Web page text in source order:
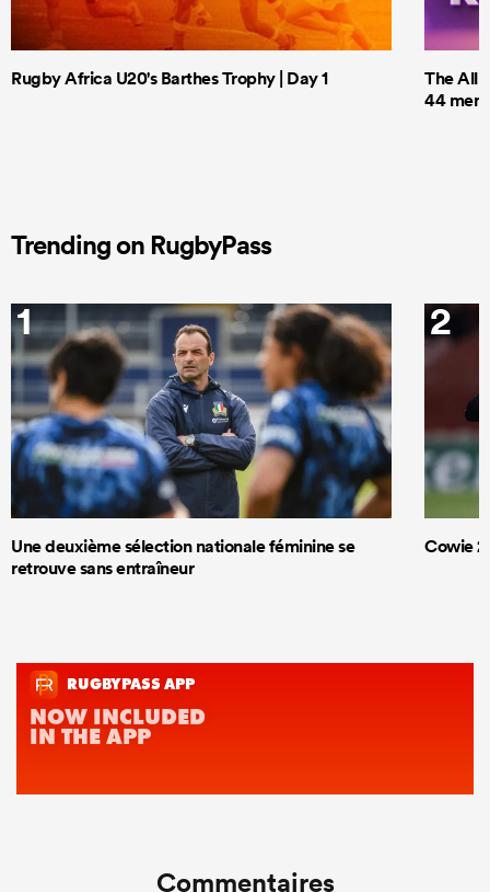
Rugby Africa U20's Barthes Trophy | Day 1
The All
44 men
Trending on RugbyPass
1
Une deuxième sélection nationale féminine se
retrouve sans entraîneur
2
Cowie
Commentaires